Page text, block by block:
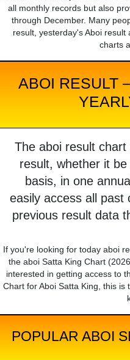
all monthly records but also
through December. Many
result, yesterday's Aboi
charts
ABOI RESULT
The aboi result
result, whether it
basis, in one
easily access all past
previous result data
If you're looking for today aboi
the aboi Satta King Chart
interested in getting access to
Chart for Aboi Satta King, this
POPULAR ABOI